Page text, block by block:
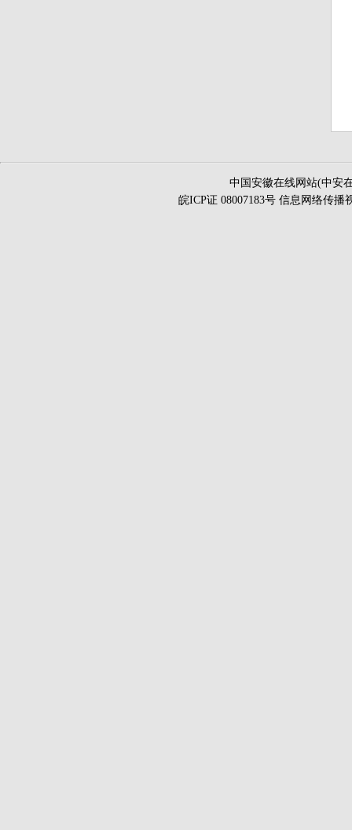
中国安徽在线网站(中安
皖ICP证 08007183号 信息网络传播